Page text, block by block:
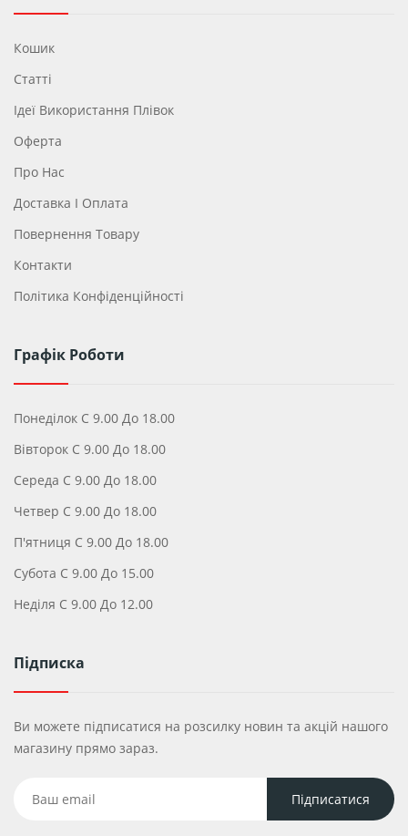
Кошик
Статті
Ідеї ​​використання Плівок
Оферта
Про Нас
Доставка І Оплата
Повернення Товару
Контакти
Політика Конфіденційності
Графік Роботи
Понеділок С 9.00 До 18.00
Вівторок С 9.00 До 18.00
Середа С 9.00 До 18.00
Четвер С 9.00 До 18.00
П'ятниця С 9.00 До 18.00
Субота С 9.00 До 15.00
Неділя С 9.00 До 12.00
Підписка
Ви можете підписатися на розсилку новин та акцій нашого
магазину прямо зараз.